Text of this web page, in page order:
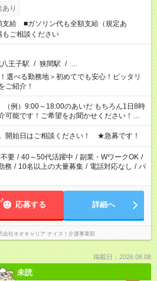
り
支給 ■ガソリン代も全額支給（規定あ
ご相談ください
王子駅 / 狭間駅 / …
選べる勤務地＞初めてでも安心！ピッタリ
ご紹介！
例）9:00～18:00のあいだ もちろん1日8時
可能です！ご希望をお聞かせください！★家
必要な場合も遠慮なくご相談ください。 ※
勤務が必要です
開始日はご相談ください！ ★急募です！
要 / 40～50代活躍中 / 副業・WワークOK /
務 / 10名以上の大量募集 / 電話対応なし / パ
応募する 詳細へ
会社ネオキャリア ナイス！介護事業部
掲載日：2026.08.08
未読